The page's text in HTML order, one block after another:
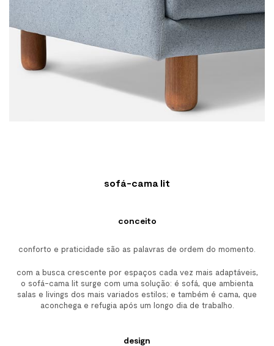
sofá-cama lit
conceito
conforto e praticidade são as palavras de ordem do momento.
com a busca crescente por espaços cada vez mais adaptáveis,
o sofá-cama lit surge com uma solução: é sofá, que ambienta
salas e livings dos mais variados estilos; e também é cama, que
aconchega e refugia após um longo dia de trabalho.
design